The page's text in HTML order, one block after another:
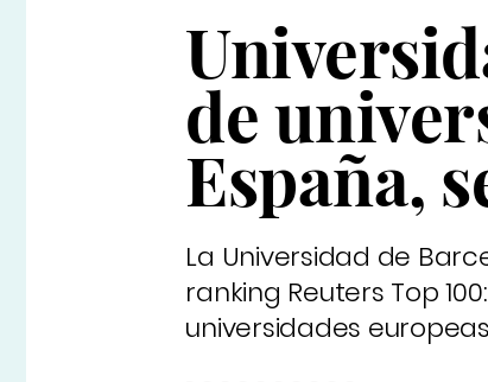
de
España,
La Universidad de
ranking Reuters Top
universidades